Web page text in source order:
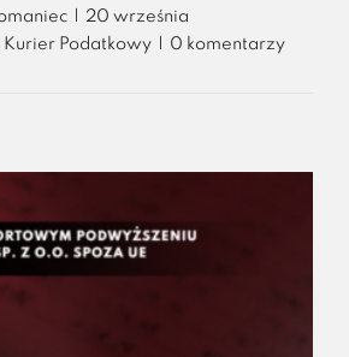
20 września
Kurier Podatkowy
0 komentarzy